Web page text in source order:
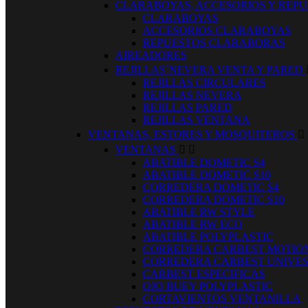
CLARABOYAS, ACCESORIOS Y
CLARABOYAS
ACCESORIOS CLARABOYAS
REPUESTOS CLARABORAS
AIREADORES
REJILLAS´NEVERA VENTA Y PARED
REJILLAS CIRCULARES
REJILLAS NEVERA
REJILLAS PARED
REJILLAS VENTANA
VENTANAS, ESTORES Y MOSQUITEROS 
VENTANAS  
ABATIBLE DOMETIC S4
ABATIBLE DOMETIC S10
CORREDERA DOMETIC S4
CORREDERA DOMETIC S10
ABATIBLE RW STYLE
ABATIBLE RW ECO
ABATIBLE POLYPLASTIC
CORREDERA CARBEST
CORREDERA CARBEST
CARBEST ESPECIFICAS
OJO BUEY POLYPLASTIC
CORTAVIENTOS VENTANILLA